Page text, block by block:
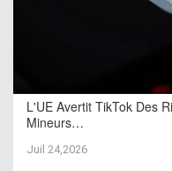
L'UE Avertit TikTok Des
Mineurs…
Juil 24,2026